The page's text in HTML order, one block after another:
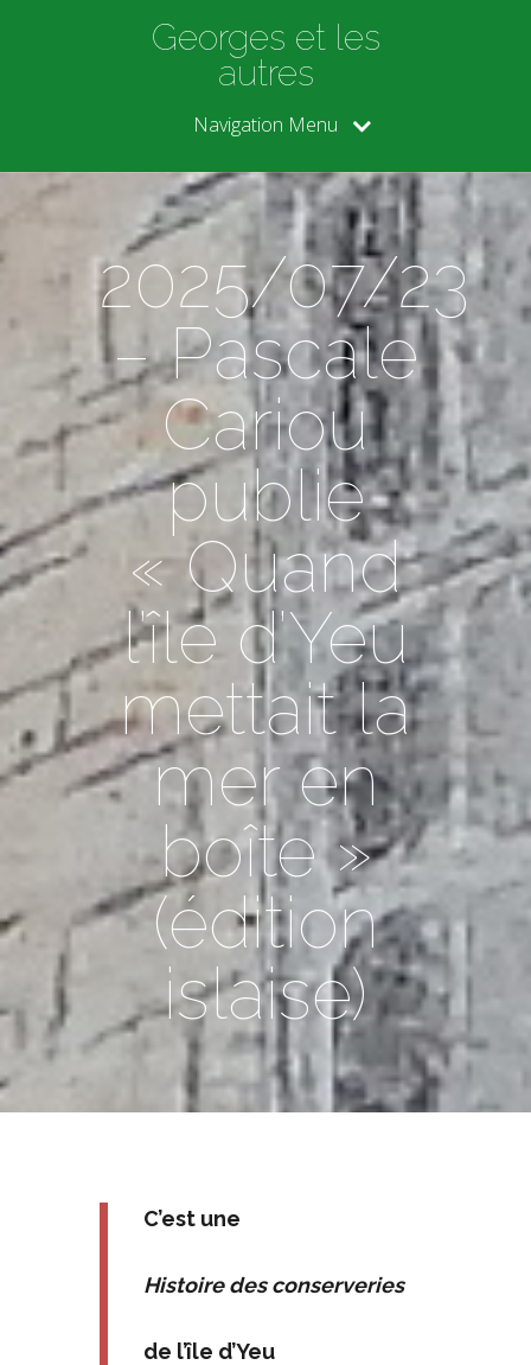
Georges et les
autres
Navigation Menu
2025/07/23
– Pascale
Cariou
publie
« Quand
l’île d’Yeu
mettait la
mer en
boîte »
(édition
islaise)
C’est une
Histoire des conserveries
de l’île d’Yeu